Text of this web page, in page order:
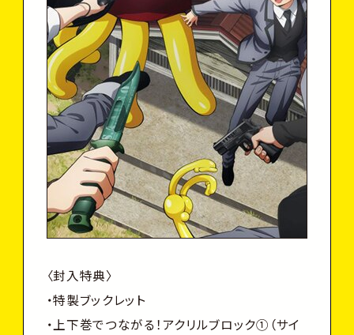
〈封入特典〉
・特製ブックレット
・上下巻でつながる！アクリルブロック①（サイ